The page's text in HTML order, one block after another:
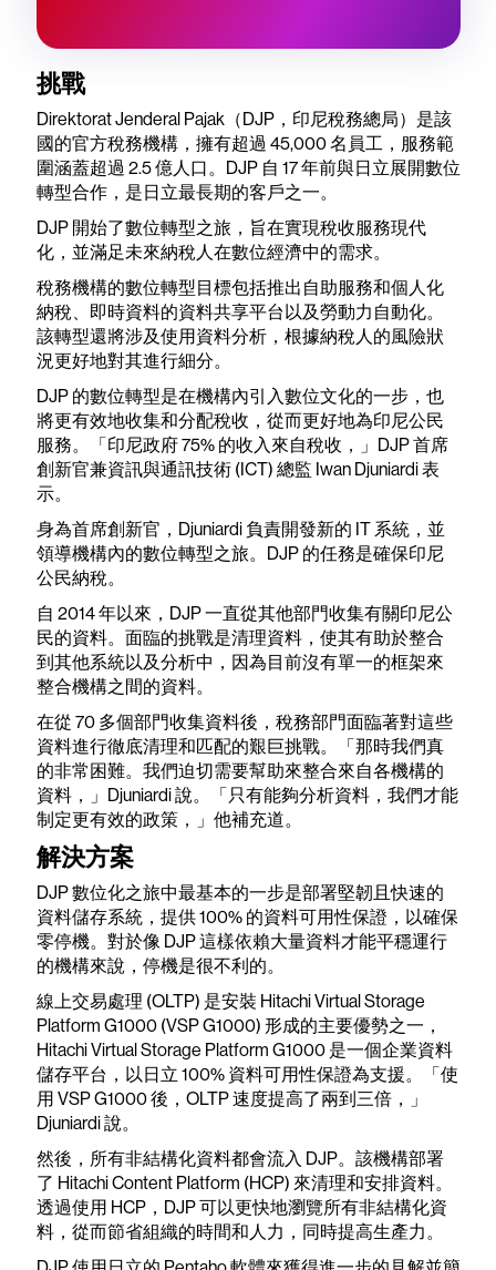
挑戰
Direktorat Jenderal Pajak（DJP，印尼稅務總局）是該
國的官方稅務機構，擁有超過 45,000 名員工，服務範
圍涵蓋超過 2.5 億人口。DJP 自 17 年前與日立展開數位
轉型合作，是日立最長期的客戶之一。
DJP 開始了數位轉型之旅，旨在實現稅收服務現代
化，並滿足未來納稅人在數位經濟中的需求。
稅務機構的數位轉型目標包括推出自助服務和個人化
納稅、即時資料的資料共享平台以及勞動力自動化。
該轉型還將涉及使用資料分析，根據納稅人的風險狀
況更好地對其進行細分。
DJP 的數位轉型是在機構內引入數位文化的一步，也
將更有效地收集和分配稅收，從而更好地為印尼公民
服務。「印尼政府 75% 的收入來自稅收，」DJP 首席
創新官兼資訊與通訊技術 (ICT) 總監 Iwan Djuniardi 表
示。
身為首席創新官，Djuniardi 負責開發新的 IT 系統，並
領導機構內的數位轉型之旅。DJP 的任務是確保印尼
公民納稅。
自 2014 年以來，DJP 一直從其他部門收集有關印尼公
民的資料。面臨的挑戰是清理資料，使其有助於整合
到其他系統以及分析中，因為目前沒有單一的框架來
整合機構之間的資料。
在從 70 多個部門收集資料後，稅務部門面臨著對這些
資料進行徹底清理和匹配的艱巨挑戰。「那時我們真
的非常困難。我們迫切需要幫助來整合來自各機構的
資料，」Djuniardi 說。「只有能夠分析資料，我們才能
制定更有效的政策，」他補充道。
解決方案
DJP 數位化之旅中最基本的一步是部署堅韌且快速的
資料儲存系統，提供 100% 的資料可用性保證，以確保
零停機。對於像 DJP 這樣依賴大量資料才能平穩運行
的機構來說，停機是很不利的。
線上交易處理 (OLTP) 是安裝 Hitachi Virtual Storage
Platform G1000 (VSP G1000) 形成的主要優勢之一，
Hitachi Virtual Storage Platform G1000 是一個企業資料
儲存平台，以日立 100% 資料可用性保證為支援。「使
用 VSP G1000 後，OLTP 速度提高了兩到三倍，」
Djuniardi 說。
然後，所有非結構化資料都會流入 DJP。該機構部署
了 Hitachi Content Platform (HCP) 來清理和安排資料。
透過使用 HCP，DJP 可以更快地瀏覽所有非結構化資
料，從而節省組織的時間和人力，同時提高生產力。